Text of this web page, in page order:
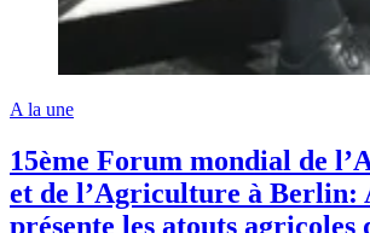
A la une
15ème Forum mondial de
et de l’Agriculture à Berlin:
présente les atouts agricoles